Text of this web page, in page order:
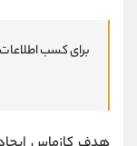
برای کسب